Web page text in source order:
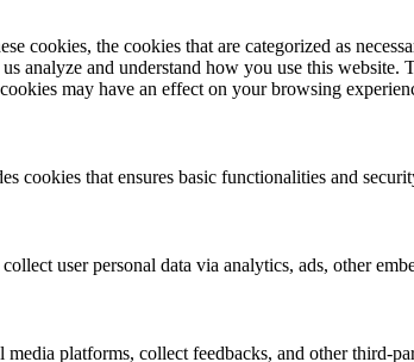
the cookies that are categorized as
analyze and understand how you use this
may have an effect on your browsing
that ensures basic functionalities and
user personal data via analytics, ads, other
platforms, collect feedbacks, and other third-